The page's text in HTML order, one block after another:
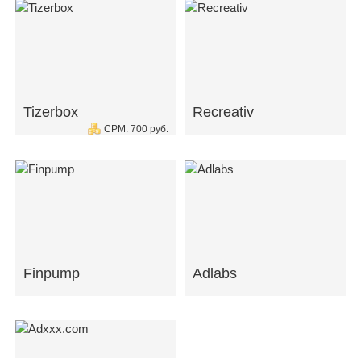
Tizerbox
CPM: 700 руб.
Recreativ
Finpump Adlabs